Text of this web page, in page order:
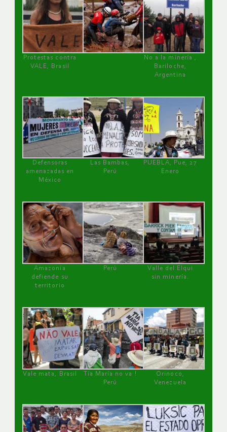
Protestas contra
VALE, Brasil
No a la minería ,
Bariloche,
Argentina
Defensoras
amenazadas en
México
Las Bambas,
Perú
PUEBLA, Pue, 27
Enero
Amazonía
defiende su
territorio
Perú
Valle del Elqui
sin minería.
Vale mata, Brasil
Tía María no va !
Perú
Orinoco,
Venezuela